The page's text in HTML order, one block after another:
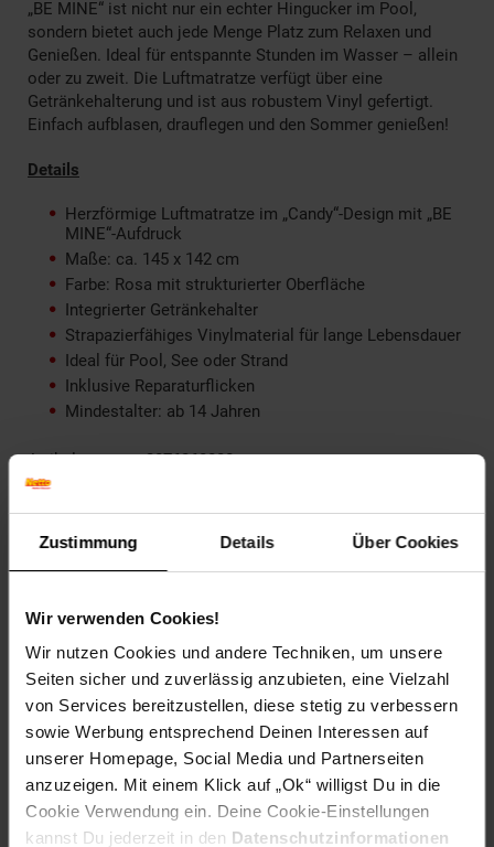
Zustimmung Details Über Cookies
Wir verwenden Cookies!
Wir nutzen Cookies und andere Techniken, um unsere
Seiten sicher und zuverlässig anzubieten, eine Vielzahl
von Services bereitzustellen, diese stetig zu verbessern
sowie Werbung entsprechend Deinen Interessen auf
unserer Homepage, Social Media und Partnerseiten
anzuzeigen. Mit einem Klick auf „Ok“ willigst Du in die
Cookie Verwendung ein. Deine Cookie-Einstellungen
kannst Du jederzeit in den Datenschutzinformationen
„BE MINE“ ist nicht nur ein echter Hingucker im Pool,
sondern bietet auch jede Menge Platz zum Relaxen und
Genießen. Ideal für entspannte Stunden im Wasser – allein
oder zu zweit. Die Luftmatratze verfügt über eine
Getränkehalterung und ist aus robustem Vinyl gefertigt.
Einfach aufblasen, drauflegen und den Sommer genießen!
Details
Herzförmige Luftmatratze im „Candy“-Design mit „BE
MINE“-Aufdruck
Maße: ca. 145 x 142 cm
Farbe: Rosa mit strukturierter Oberfläche
Integrierter Getränkehalter
Strapazierfähiges Vinylmaterial für lange Lebensdauer
Ideal für Pool, See oder Strand
Inklusive Reparaturflicken
Mindestalter: ab 14 Jahren
Artikelnummer: 2876268000
EAN: 6941057413464
Versandinformationen
Herstellerinformationen
Fußzeile
Weitere Online-Angebote